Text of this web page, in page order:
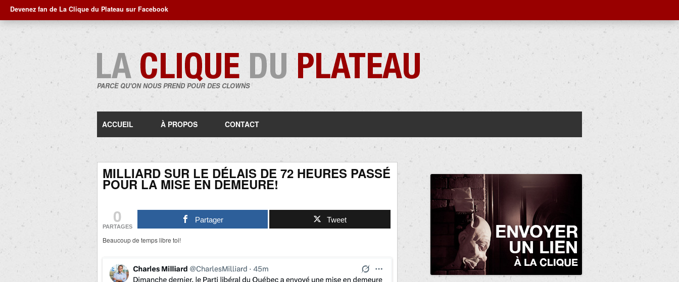
Devenez fan de La Clique du Plateau sur Facebook
PARCE QU'ON NOUS PREND POUR DES CLOWNS
au
ACCUEIL À PROPOS CONTACT
MILLIARD SUR LE DÉLAIS DE 72 HEURES PASSÉ
POUR LA MISE EN DEMEURE!
0
PARTAGES
Partager Tweet
Beaucoup de temps libre toi!